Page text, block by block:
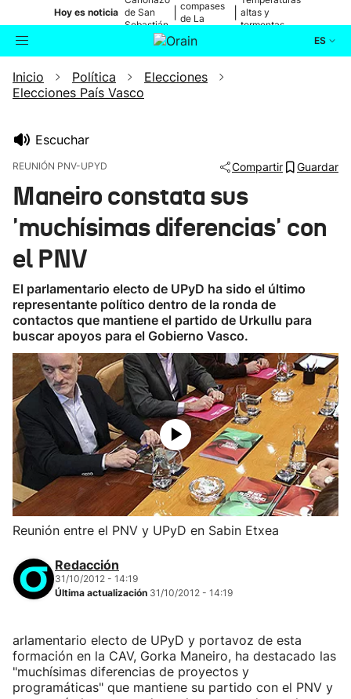
Hoy es noticia de San
Sebastián
compases
de La
altas y
tormentas
ES
Buscador Actualidad
Ikusmiran
Inicio Política
Elecciones
Elecciones País Vasco
Escuchar
REUNIÓN PNV-UPYD Compartir Guardar
Maneiro constata sus
'muchísimas diferencias' con
el PNV
El parlamentario electo de UPyD ha sido el último
representante político dentro de la ronda de
contactos que mantiene el partido de Urkullu para
buscar apoyos para el Gobierno Vasco.
Reunión entre el PNV y UPyD en Sabin Etxea
Redacción
31/10/2012 - 14:19
Última actualización 31/10/2012 - 14:19
arlamentario electo de UPyD y portavoz de esta
formación en la CAV, Gorka Maneiro, ha destacado las
"muchísimas diferencias de proyectos y
programáticas" que mantiene su partido con el PNV y